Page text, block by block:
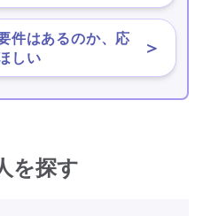
件はあるのか、応
しい
＞
を探す